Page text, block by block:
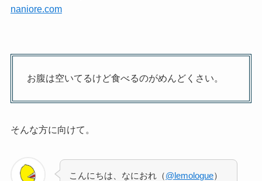
naniore.com
お腹は空いてるけど食べるのがめんどくさい。
そんな方に向けて。
こんにちは、なにおれ（@lemologue）